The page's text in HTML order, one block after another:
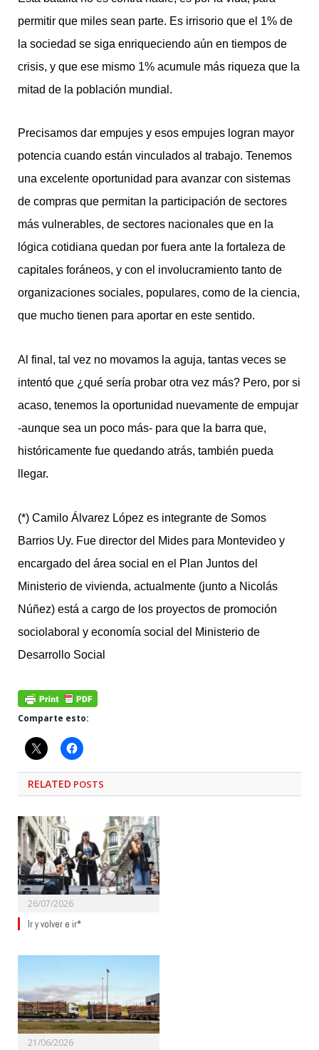
permitir que miles sean parte. Es irrisorio que el 1% de
la sociedad se siga enriqueciendo aún en tiempos de
crisis, y que ese mismo 1% acumule más riqueza que la
mitad de la población mundial.
Precisamos dar empujes y esos empujes logran mayor
potencia cuando están vinculados al trabajo. Tenemos
una excelente oportunidad para avanzar con sistemas
de compras que permitan la participación de sectores
más vulnerables, de sectores nacionales que en la
lógica cotidiana quedan por fuera ante la fortaleza de
capitales foráneos, y con el involucramiento tanto de
organizaciones sociales, populares, como de la ciencia,
que mucho tienen para aportar en este sentido.
Al final, tal vez no movamos la aguja, tantas veces se
intentó que ¿qué sería probar otra vez más? Pero, por si
acaso, tenemos la oportunidad nuevamente de empujar
-aunque sea un poco más- para que la barra que,
históricamente fue quedando atrás, también pueda
llegar.
(*) Camilo Álvarez López es integrante de Somos
Barrios Uy. Fue director del Mides para Montevideo y
encargado del área social en el Plan Juntos del
Ministerio de vivienda, actualmente (junto a Nicolás
Núñez) está a cargo de los proyectos de promoción
sociolaboral y economía social del Ministerio de
Desarrollo Social
Comparte esto:
RELATED POSTS
26/07/2026
Ir y volver e ir*
21/06/2026